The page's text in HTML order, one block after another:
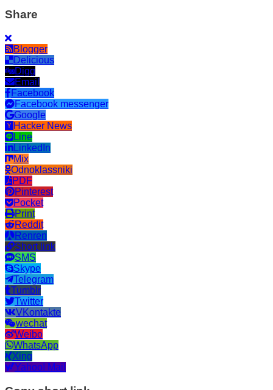
Share
Blogger
Delicious
Digg
Email
Facebook
Facebook messenger
Google
Hacker News
Line
LinkedIn
Mix
Odnoklassniki
PDF
Pinterest
Pocket
Print
Reddit
Renren
Short link
SMS
Skype
Telegram
Tumblr
Twitter
VKontakte
wechat
Weibo
WhatsApp
Xing
Yahoo! Mail